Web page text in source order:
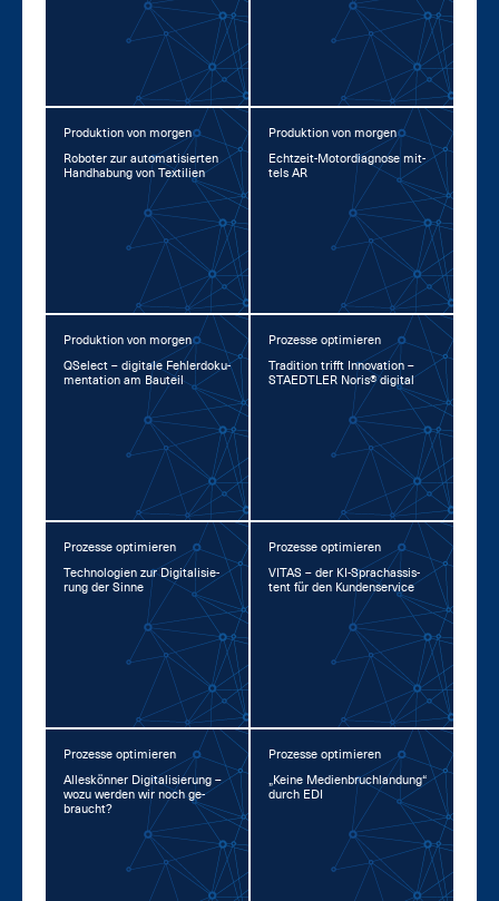
Produktion von morgen
Ro­bo­ter zur au­to­ma­ti­sier­ten
Hand­ha­bung von Tex­ti­li­en
Produktion von morgen
Echt­zeit-Mo­tor­dia­gno­se mit­
tels AR
Produktion von morgen
QSelect – di­gi­ta­le Feh­ler­do­ku­
men­ta­ti­on am Bau­teil
Prozesse optimieren
Tra­di­ti­on trifft In­no­va­ti­on –
STA­EDT­LER No­ris® di­gi­tal
Prozesse optimieren
Tech­no­lo­gi­en zur Di­gi­ta­li­sie­
rung der Sin­ne
Prozesse optimieren
VI­TAS – der KI-Sprachas­sis­
tent für den Kun­den­ser­vice
Prozesse optimieren
Al­les­kön­ner Di­gi­ta­li­sie­rung –
wo­zu wer­den wir noch ge­
braucht?
Prozesse optimieren
„Kei­ne Me­di­en­bruch­lan­dung“
durch EDI